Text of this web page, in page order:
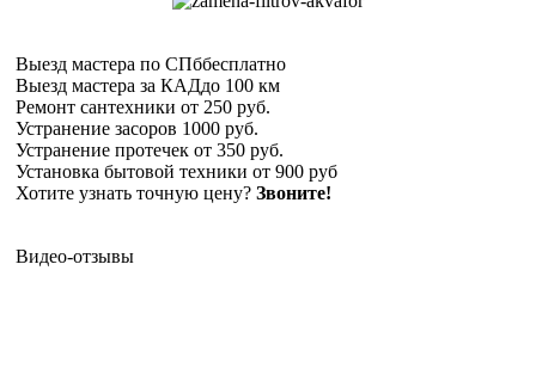
Выезд мастера по СПббесплатно
Выезд мастера за КАДдо 100 км
Ремонт сантехники от 250 руб.
Устранение засоров 1000 руб.
Устранение протечек от 350 руб.
Установка бытовой техники от 900 руб
Хотите узнать точную цену? Звоните!
Видео-отзывы